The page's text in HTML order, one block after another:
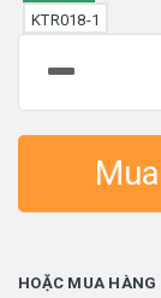
KTR018-1
HOẶC MUA HÀNG